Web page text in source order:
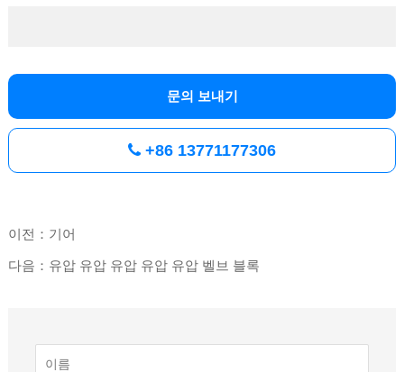
문의 보내기
+86 13771177306
이전：기어
다음：유압 유압 유압 유압 유압 벨브 블록